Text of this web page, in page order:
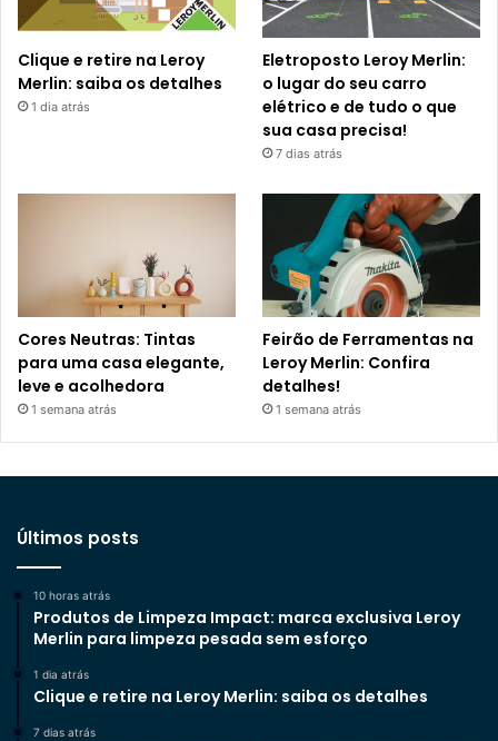
Clique e retire na Leroy
Merlin: saiba os detalhes
1 dia atrás
Eletroposto Leroy Merlin:
o lugar do seu carro
elétrico e de tudo o que
sua casa precisa!
7 dias atrás
Cores Neutras: Tintas
para uma casa elegante,
leve e acolhedora
1 semana atrás
Feirão de Ferramentas na
Leroy Merlin: Confira
detalhes!
1 semana atrás
Últimos posts
10 horas atrás
Produtos de Limpeza Impact: marca exclusiva Leroy
Merlin para limpeza pesada sem esforço
1 dia atrás
Clique e retire na Leroy Merlin: saiba os detalhes
7 dias atrás